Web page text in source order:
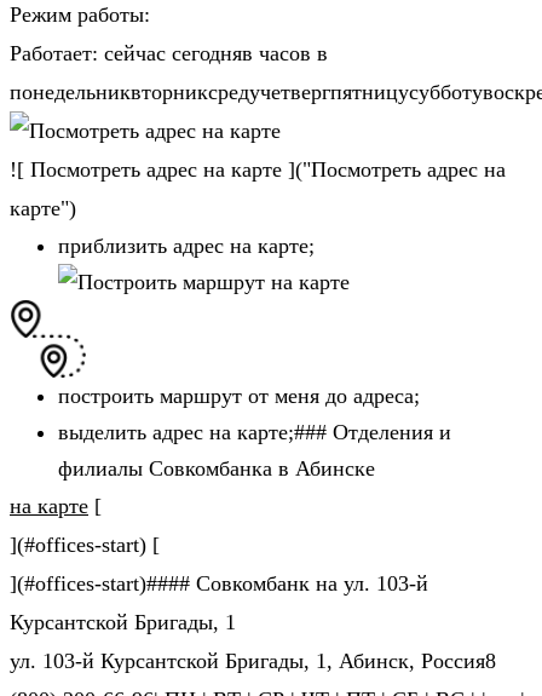
Режим работы:
Работает: сейчас сегодняв часов в
![ Посмотреть адрес на карте ]("Посмотреть адрес на
карте")
приблизить адрес на карте;
построить маршрут от меня до адреса;
выделить адрес на карте;### Отделения и
филиалы Совкомбанка в Абинске
на карте [
](#offices-start) [
](#offices-start)#### Совкомбанк на ул. 103-й
Курсантской Бригады, 1
ул. 103-й Курсантской Бригады, 1, Абинск, Россия8